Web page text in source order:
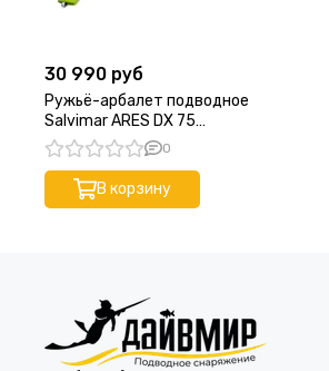
30 990 руб
Ружьё-арбалет подводное
Salvimar ARES DX 75
(Эргономичная рукоять под
правую руку)
0
В корзину